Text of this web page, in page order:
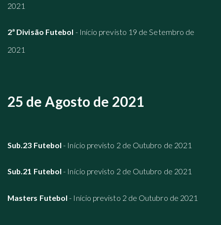
2021
2ª Divisão Futebol - Início previsto 19 de Setembro de
2021
25 de Agosto de 2021
Sub.23 Futebol- Início previsto 2 de Outubro de 2021
Sub.21 Futebol- Início previsto 2 de Outubro de 2021
Masters Futebol- Início previsto 2 de Outubro de 2021